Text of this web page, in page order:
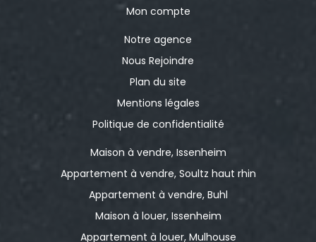
Mon compte
Notre agence
Nous Rejoindre
Plan du site
Mentions légales
Politique de confidentialité
Maison à vendre, Issenheim
Appartement à vendre, Soultz haut rhin
Appartement à vendre, Buhl
Maison à louer, Issenheim
Appartement à louer, Mulhouse